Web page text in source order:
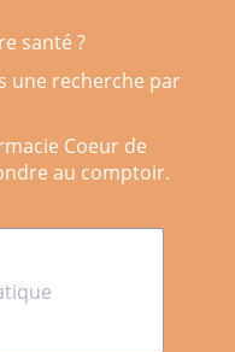
santé ?
une recherche par
Coeur de
au comptoir.